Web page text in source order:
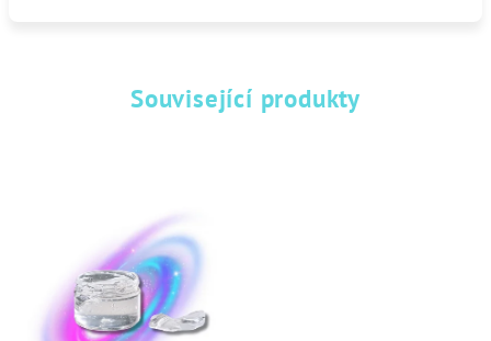
Související produkty